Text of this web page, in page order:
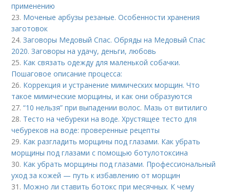
применению
23. Моченые арбузы резаные. Особенности хранения
заготовок
24.Заговоры Медовый Спас. Обряды на Медовый Спас
2020. Заговоры на удачу, деньги, любовь
25. Как связать одежду для маленькой собачки.
Пошаговое описание процесса:
26. Коррекция и устранение мимических морщин. Что
такое мимические морщины, и как они образуются
27.“10 нельзя” при выпадении волос. Мазь от витилиго
28. Тесто на чебуреки на воде. Хрустящее тесто для
чебуреков на воде: проверенные рецепты
29. Как разгладить морщины под глазами. Как убрать
морщины под глазами с помощью ботулотоксина
30. Как убрать морщины под глазами. Профессиональный
уход за кожей — путь к избавлению от морщин
31. Можно ли ставить ботокс при месячных. К чему